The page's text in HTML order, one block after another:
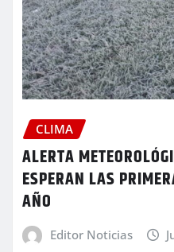
CLIMA
ALERTA
ESPERAN LAS
AÑO
Editor Noticias